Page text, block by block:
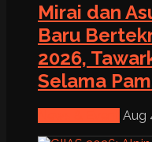
Mirai dan
Baru
2026,
Selama
Aug